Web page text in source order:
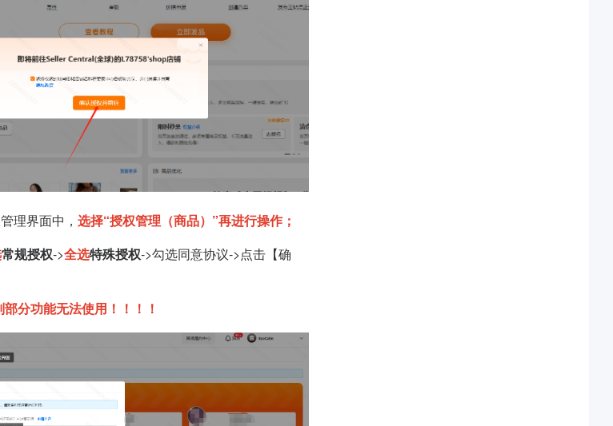
理界面中， 选择“授权管理（商品）”再进行操作；
常规授权->全选特殊授权->勾选同意协议->点击【确
分功能无法使用！！！！